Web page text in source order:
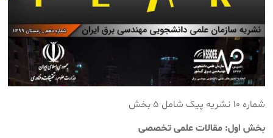
شماره ۱۰ نشریه پیک شامل ۵ بخش
بخش اول: مقالات علمی تخصصی